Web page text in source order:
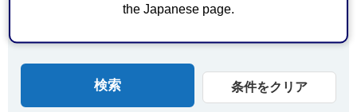
the Japanese page.
条件をクリア